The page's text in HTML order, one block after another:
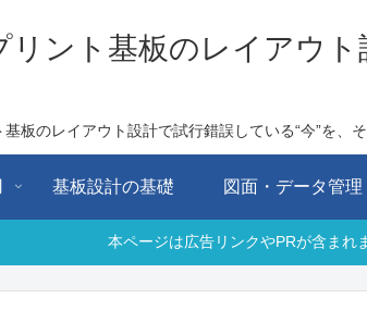
リント基板のレイアウト
基板のレイアウト設計で試行錯誤している“今”を、
基板設計の基礎 図面・データ管理
本ページは広告リンクやPRが含まれ